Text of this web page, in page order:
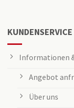
KUNDENSERVICE
Informationen
Angebot
Über uns